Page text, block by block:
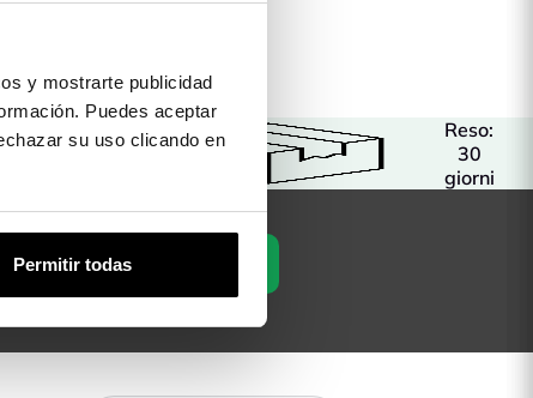
y mostrarte publicidad
Puedes aceptar
su uso clicando en
Permitir todas
Garanzia
Reso:
30
giorni